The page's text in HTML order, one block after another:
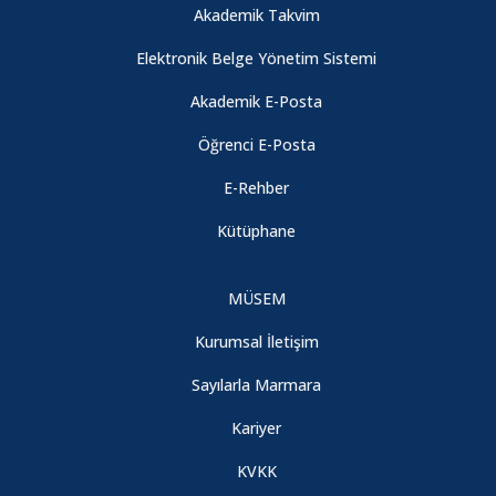
ÖĞRENCİ DİLEKÇE FORMLARI
MÜYYES Güz 2022 İngilizce Sınavı öğrenci bilgilendirme
Akademik Takvim
Elektronik Belge Yönetim Sistemi
Akademik E-Posta
Öğrenci E-Posta
E-Rehber
Kütüphane
MÜSEM
Kurumsal İletişim
Sayılarla Marmara
Kariyer
KVKK